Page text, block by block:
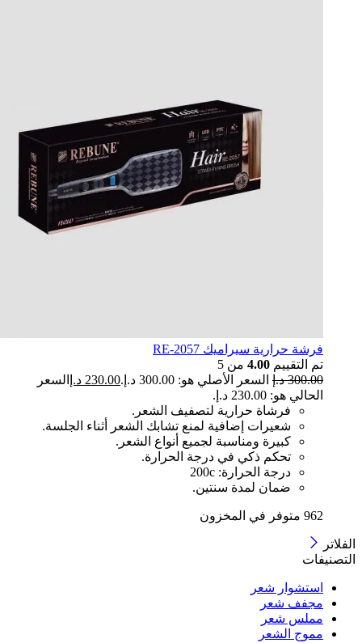
فرشة حرارية سيراميك RE-2057
تم التقييم 4.00 من 5
300.00 د.إ السعر الأصلي هو: 300.00 د.إ. 230.00 د.إ السعر
الحالي هو: 230.00 د.إ.
فرشاة حرارية لتصفيف الشعر.
شعيرات إضافية لمنع تشابك الشعر أثناء الجلسة.
كبيرة ومناسبة لجميع أنواع الشعر.
تحكم ذكي في درجة الحرارة.
درجة الحرارة: 200c
ضمان لمدة سنتين.
962 متوفر في المخزون
الفلاتر
التصنيفات
استشوار شعر
مجفف شعر
مملس شعر
مموج الشعر